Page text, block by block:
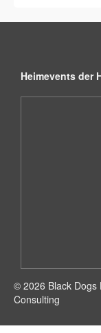
Heimevents der
© 2026 Black Dogs
Consulting